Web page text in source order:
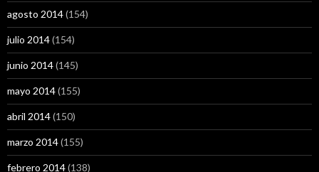
agosto 2014(154)
julio 2014(154)
junio 2014(145)
mayo 2014(155)
abril 2014(150)
marzo 2014(155)
febrero 2014(138)